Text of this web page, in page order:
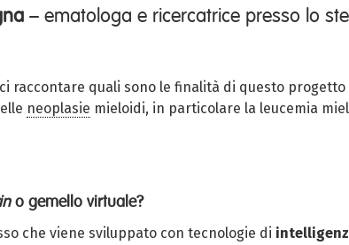
– ematologa e ricercatrice presso lo
raccontare quali sono le finalità di questo progetto
neoplasie mieloidi, in particolare la leucemia
o gemello virtuale?
che viene sviluppato con tecnologie di